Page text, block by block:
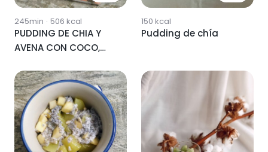
245min · 506 kcal
PUDDING DE CHIA Y
AVENA CON COCO,
150 kcal
Pudding de chía